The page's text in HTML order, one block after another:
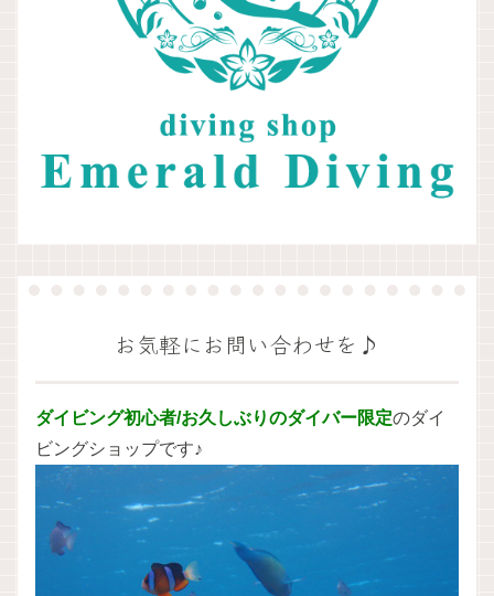
お気軽にお問い合わせを♪
ダイビング初心者/お久しぶりのダイバー限定のダイ
ビングショップです♪